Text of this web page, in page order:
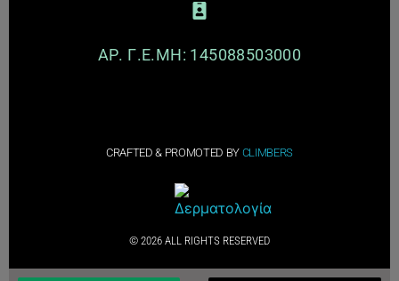
ΑΡ. Γ.Ε.ΜΗ: 145088503000
CRAFTED & PROMOTED BY CLIMBERS
© 2026 ALL RIGHTS RESERVED​